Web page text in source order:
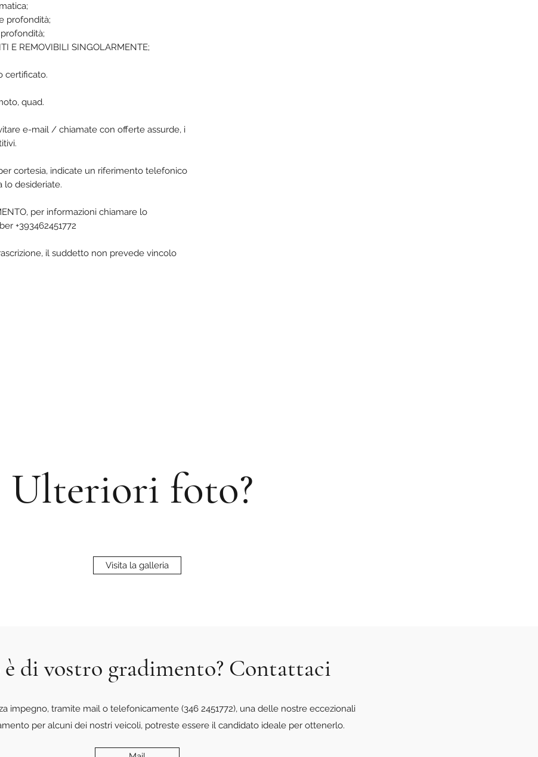
profondità;
E REMOVIBILI SINGOLARMENTE;
certificato.
quad.
e-mail / chiamate con offerte assurde, i
cortesia, indicate un riferimento telefonico
lo desideriate.
per informazioni chiamare lo
+393462451772
il suddetto non prevede vincolo
Ulteriori foto?
Visita la galleria
è di vostro gradimento? Contattaci
impegno, tramite mail o telefonicamente (346 2451772), una delle nostre eccezionali
per alcuni dei nostri veicoli, potreste essere il candidato ideale per ottenerlo.